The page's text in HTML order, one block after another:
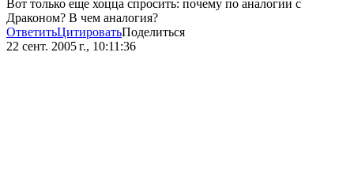
Вот только еще хоцца спросить: почему по аналогии с
Драконом? В чем аналогия?
ОтветитьЦитироватьПоделиться
22 сент. 2005 г., 10:11:36